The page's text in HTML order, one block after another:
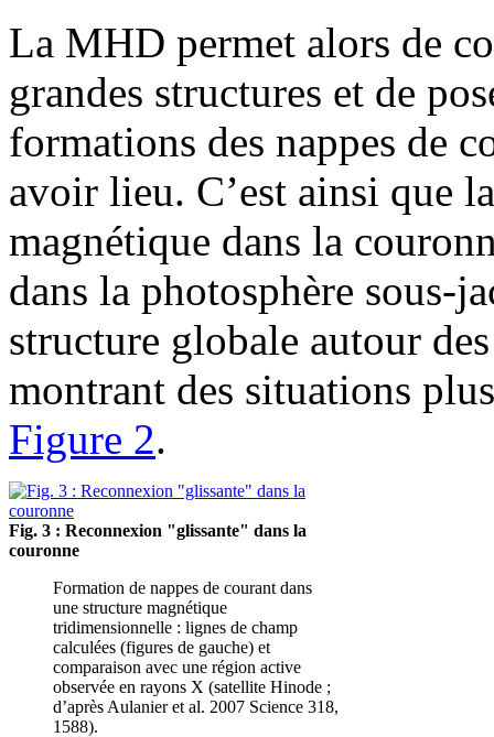
La MHD permet alors de
grandes structures et de
formations des nappes de
avoir lieu. C’est ainsi que
magnétique dans la
dans la photosphère sous-
structure globale autour
montrant des situations
Figure 2.
Fig. 3 : Reconnexion "glissante" dans la
couronne
Formation de nappes de courant dans
une structure magnétique
tridimensionnelle : lignes de champ
calculées (figures de gauche) et
comparaison avec une région active
observée en rayons X (satellite Hinode ;
d’après Aulanier et al. 2007 Science 318,
1588).